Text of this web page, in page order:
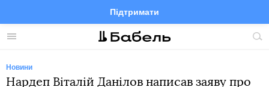
Меню
Підтримати
FacebookTelegramTwitter
Новини
Нардеп Віталій Данілов написав заяву про